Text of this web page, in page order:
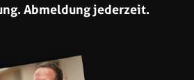
Abmeldung jederzeit.